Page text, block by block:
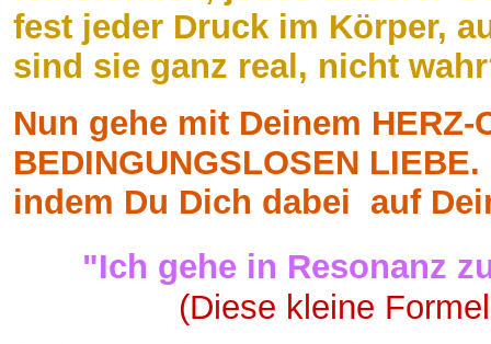
fest jeder Druck im Körper,
sind sie ganz real, nicht
Nun gehe mit Deinem
BEDINGUNGSLOSEN
indem Du Dich dabei auf
"Ich gehe in Resonanz
(Diese kleine